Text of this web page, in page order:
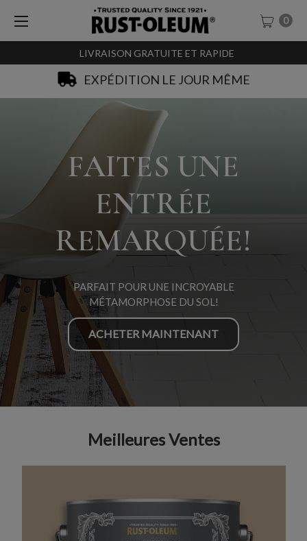
LIVRAISON GRATUITE ET RAPIDE
0
SACHET-TESTEURS À 0,99€
FAITES UNE
ENTRÉE
REMARQUÉE!
PARFAIT POUR UNE INCROYABLE
MÉTAMORPHOSE DU SOL!
ACHETER MAINTENANT
Meilleures Ventes